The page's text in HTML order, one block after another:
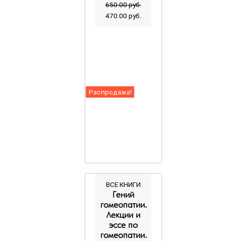
Распродажа!
650.00руб.
470.00 руб.
ВСЕ КНИГИ
Гений
гомеопатии.
Лекции и
эссе по
гомеопатии.